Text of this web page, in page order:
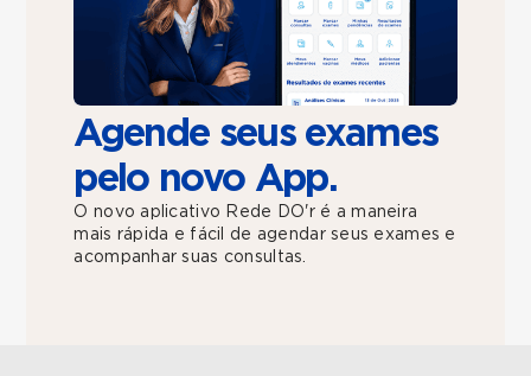
Agende seus exames
pelo novo App.
O novo aplicativo Rede DO'r é a maneira
mais rápida e fácil de agendar seus exames e
acompanhar suas consultas.